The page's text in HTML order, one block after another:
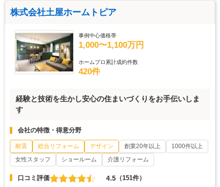
株式会社土屋ホームトピア
事例中心価格帯
1,000〜1,100万円
ホームプロ累計成約件数
420件
経験と技術を生かし安心の住まいづくりをお手伝いしま
す
会社の特徴・得意分野
耐震 総合リフォーム デザイン 創業20年以上
1000件以上
女性スタッフ
ショールーム 介護リフォーム
口コミ評価 4.5 （151件）